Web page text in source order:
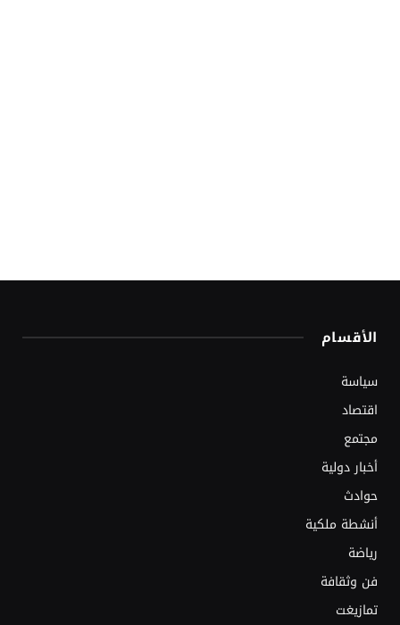
الأقسام
سياسة
اقتصاد
مجتمع
أخبار دولية
حوادث
أنشطة ملكية
رياضة
فن وثقافة
تمازيغت